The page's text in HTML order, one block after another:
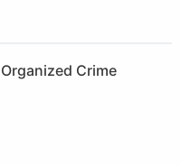
Crime